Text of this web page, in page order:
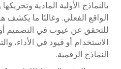
بالنماذج الأولية المادية
الواقع الفعلي. وغالبًا ما يكشف
للتحقق عن عيوب في التصميم
الاستخدام أو قيود في الأداء،
النماذج الرقمية.